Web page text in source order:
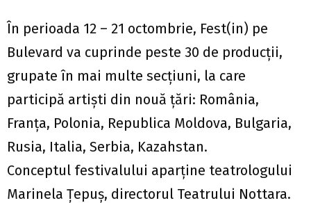
În perioada 12 – 21 octombrie, Fest(in) pe
Bulevard va cuprinde peste 30 de producții,
grupate în mai multe secțiuni, la care
participă artiști din nouă țări: România,
Franța, Polonia, Republica Moldova, Bulgaria,
Rusia, Italia, Serbia, Kazahstan.
Conceptul festivalului aparține teatrologului
Marinela Țepuș, directorul Teatrului Nottara.